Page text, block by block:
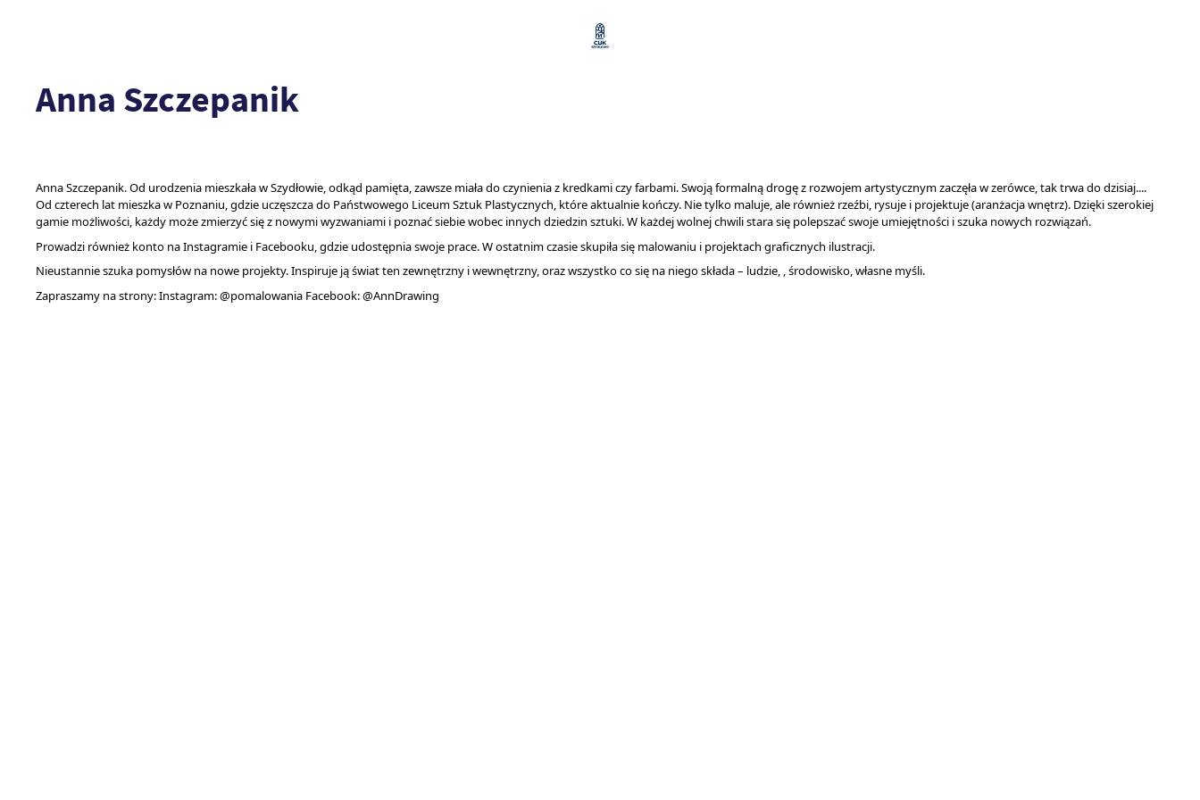
Anna Szczepanik
Anna Szczepanik. Od urodzenia mieszkała w Szydłowie, odkąd pamięta, zawsze miała do czynienia z kredkami czy farbami. Swoją formalną drogę z rozwojem artystycznym zaczęła w zerówce, tak trwa do dzisiaj....
Od czterech lat mieszka w Poznaniu, gdzie uczęszcza do Państwowego Liceum Sztuk Plastycznych, które aktualnie kończy. Nie tylko maluje, ale również rzeźbi, rysuje i projektuje (aranżacja wnętrz). Dzięki szerokiej
gamie możliwości, każdy może zmierzyć się z nowymi wyzwaniami i poznać siebie wobec innych dziedzin sztuki. W każdej wolnej chwili stara się polepszać swoje umiejętności i szuka nowych rozwiązań.
Prowadzi również konto na Instagramie i Facebooku, gdzie udostępnia swoje prace. W ostatnim czasie skupiła się malowaniu i projektach graficznych ilustracji.
Nieustannie szuka pomysłów na nowe projekty. Inspiruje ją świat ten zewnętrzny i wewnętrzny, oraz wszystko co się na niego składa – ludzie, , środowisko, własne myśli.
Zapraszamy na strony: Instagram: @pomalowania Facebook: @AnnDrawing